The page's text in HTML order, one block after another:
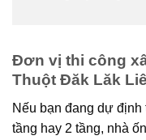
Đơn vị thi công
Thuột Đăk Lăk
Nếu bạn đang dự định
tầng hay 2 tầng, nhà